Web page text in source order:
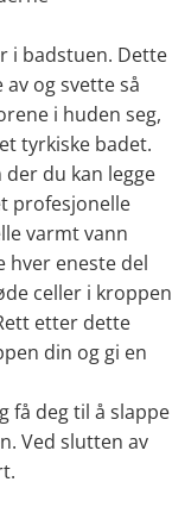
i badstuen. Dette
og svette så
i huden seg,
tyrkiske badet.
du kan legge
profesjonelle
varmt vann
hver eneste del
celler i kroppen
etter dette
din og gi en
få deg til å slappe
Ved slutten av